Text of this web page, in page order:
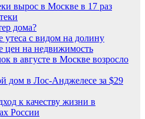
вырос в Москве в 17 раз
дома?
с видом на долину
цен на недвижимость
в августе в Москве возросло
дом в Лос-Анджелесе за $29
к качеству жизни в
России